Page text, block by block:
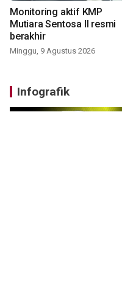
Monitoring aktif KMP
Mutiara Sentosa II resmi
berakhir
Minggu, 9 Agustus 2026
Infografik